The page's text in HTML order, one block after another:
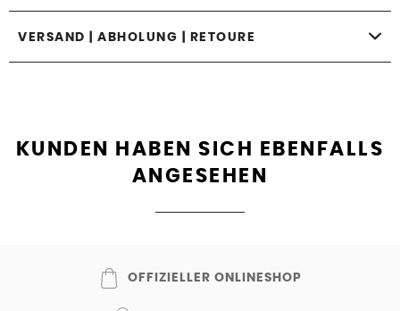
VERSAND | ABHOLUNG | RETOURE
KUNDEN HABEN SICH EBENFALLS
ANGESEHEN
OFFIZIELLER ONLINESHOP